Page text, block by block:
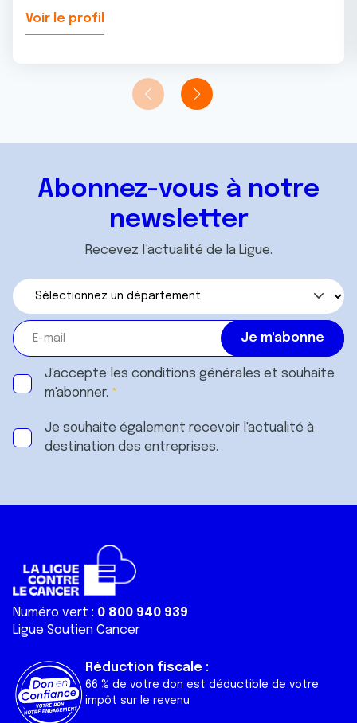
Voir le profil
Abonnez-vous à notre
newsletter
Recevez l’actualité de la Ligue.
J'accepte les conditions générales et souhaite
m'abonner.
Je souhaite également recevoir l'actualité à
destination des entreprises.
Numéro vert : 0 800 940 939
Ligue Soutien Cancer
Réduction fiscale :
66 % de votre don est déductible de votre
impôt sur le revenu